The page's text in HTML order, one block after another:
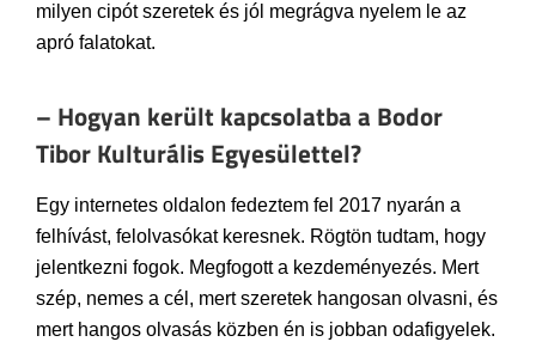
milyen cipót szeretek és jól megrágva nyelem le az
apró falatokat.
– Hogyan került kapcsolatba a Bodor
Tibor Kulturális Egyesülettel?
Egy internetes oldalon fedeztem fel 2017 nyarán a
felhívást, felolvasókat keresnek. Rögtön tudtam, hogy
jelentkezni fogok. Megfogott a kezdeményezés. Mert
szép, nemes a cél, mert szeretek hangosan olvasni, és
mert hangos olvasás közben én is jobban odafigyelek.